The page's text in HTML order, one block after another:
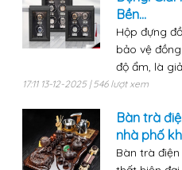
Bền...
Hộp đựng
bảo vệ
độ ẩm, là
17:11 13-12-2025 | 546 lượt xem
Bàn trà
nhà phố
Bàn trà